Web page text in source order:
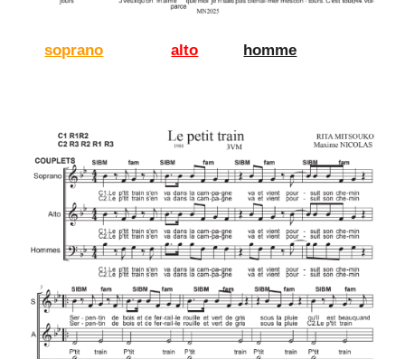
soprano alto homme